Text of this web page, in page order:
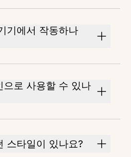
기에서 작동하나
으로 사용할 수 있나
스타일이 있나요?